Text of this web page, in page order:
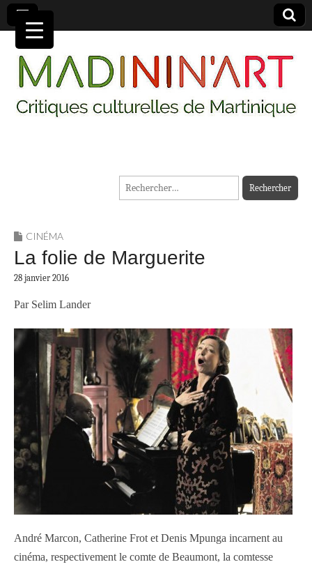
MADININ'ART
Rechercher :
CINÉMA
La folie de Marguerite
28 janvier 2016
Par Selim Lander
André Marcon, Catherine Frot et Denis Mpunga incarnent au
cinéma, respectivement le comte de Beaumont, la comtesse